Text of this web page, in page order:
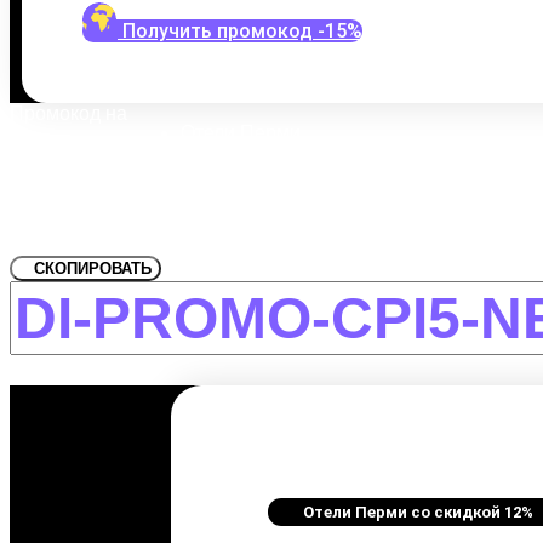
Получить промокод -15%
СКОПИРОВАТЬ
Отели Перми со скидкой 12%